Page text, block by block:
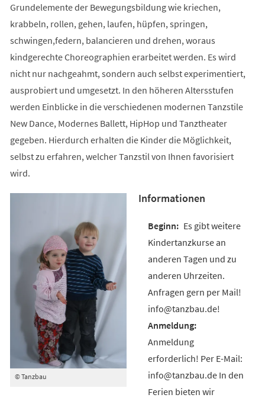
Grundelemente der Bewegungsbildung wie kriechen,
krabbeln, rollen, gehen, laufen, hüpfen, springen,
schwingen,federn, balancieren und drehen, woraus
kindgerechte Choreographien erarbeitet werden. Es wird
nicht nur nachgeahmt, sondern auch selbst experimentiert,
ausprobiert und umgesetzt. In den höheren Altersstufen
werden Einblicke in die verschiedenen modernen Tanzstile
New Dance, Modernes Ballett, HipHop und Tanztheater
gegeben. Hierdurch erhalten die Kinder die Möglichkeit,
selbst zu erfahren, welcher Tanzstil von Ihnen favorisiert
wird.
© Tanzbau
Informationen
Es gibt weitere
Kindertanzkurse an
anderen Tagen und zu
anderen Uhrzeiten.
Anfragen gern per Mail!
info@tanzbau.de!
Anmeldung
erforderlich! Per E-Mail:
info@tanzbau.de In den
Ferien bieten wir